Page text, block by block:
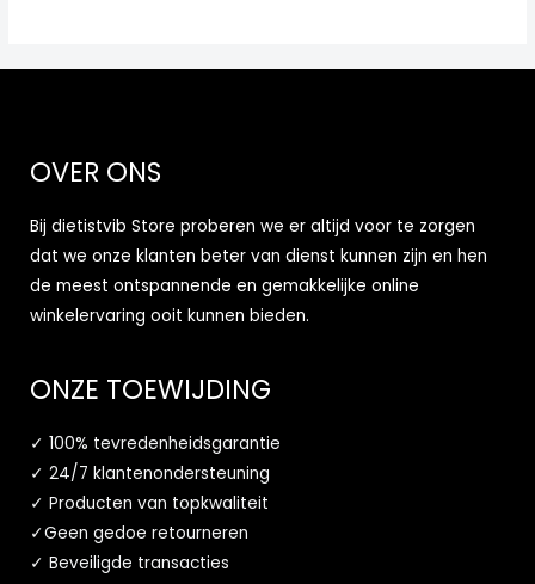
OVER ONS
Bij dietistvib Store proberen we er altijd voor te zorgen
dat we onze klanten beter van dienst kunnen zijn en hen
de meest ontspannende en gemakkelijke online
winkelervaring ooit kunnen bieden.
ONZE TOEWIJDING
✓ 100% tevredenheidsgarantie
✓ 24/7 klantenondersteuning
✓ Producten van topkwaliteit
✓Geen gedoe retourneren
✓ Beveiligde transacties